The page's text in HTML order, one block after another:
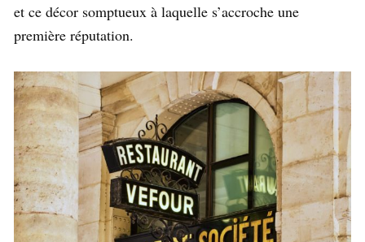
et ce décor somptueux à laquelle s’accroche une
première réputation.